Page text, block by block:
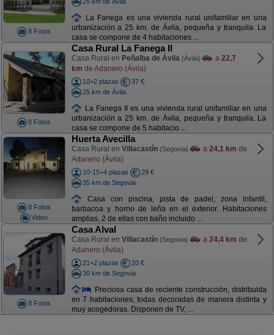
8 Fotos
La Fanega es una vivienda rural unifamiliar en una
urbanización a 25 km. de Ávila, pequeña y tranquila. La
casa se compone de 4 habitaciones ...
8 Fotos
Casa Rural La Fanega II
Casa Rural en Peñalba de Ávila (Ávila) a 22,7
km de Adanero (Ávila)
10+2 plazas
37 €
25 km de Ávila
La Fanega II es una vivienda rural unifamiliar en una
urbanización a 25 km. de Ávila, pequeña y tranquila. La
casa se compone de 5 habitacio ...
8 Fotos
Video
Huerta Avecilla
Casa Rural en Villacastín (Segovia) a 24,1 km de
Adanero (Ávila)
10-15+4 plazas
29 €
35 km de Segovia
Casa con piscina, pista de padel, zona infantil,
barbacoa y horno de leña en el exterior. Habitaciones
amplias, 2 de ellas con baño incluido ...
8 Fotos
Casa Alval
Casa Rural en Villacastín (Segovia) a 24,4 km de
Adanero (Ávila)
21+2 plazas
20 €
30 km de Segovia
Preciosa casa de reciente construcción, distribuida
en 7 habitaciones, todas decoradas de manera distinta y
muy acogedoras. Disponen de TV, ...